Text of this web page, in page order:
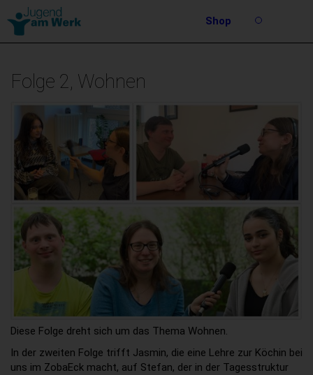
Barrierefreie
Bedienung
Webseite
Shop
Folge 2, Wohnen
Diese Folge dreht sich um das Thema Wohnen.
In der zweiten Folge trifft Jasmin, die eine Lehre zur Köchin bei
uns im ZobaEck macht, auf Stefan, der in der Tagesstruktur